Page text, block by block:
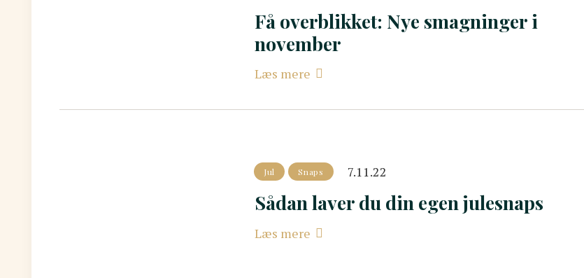
Få overblikket: Nye smagninger i
november
Læs mere
Jul Snaps 7.11.22
Sådan laver du din egen julesnaps
Læs mere